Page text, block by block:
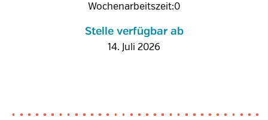
Wochenarbeitszeit:0
Stelle verfügbar ab
14. Juli 2026